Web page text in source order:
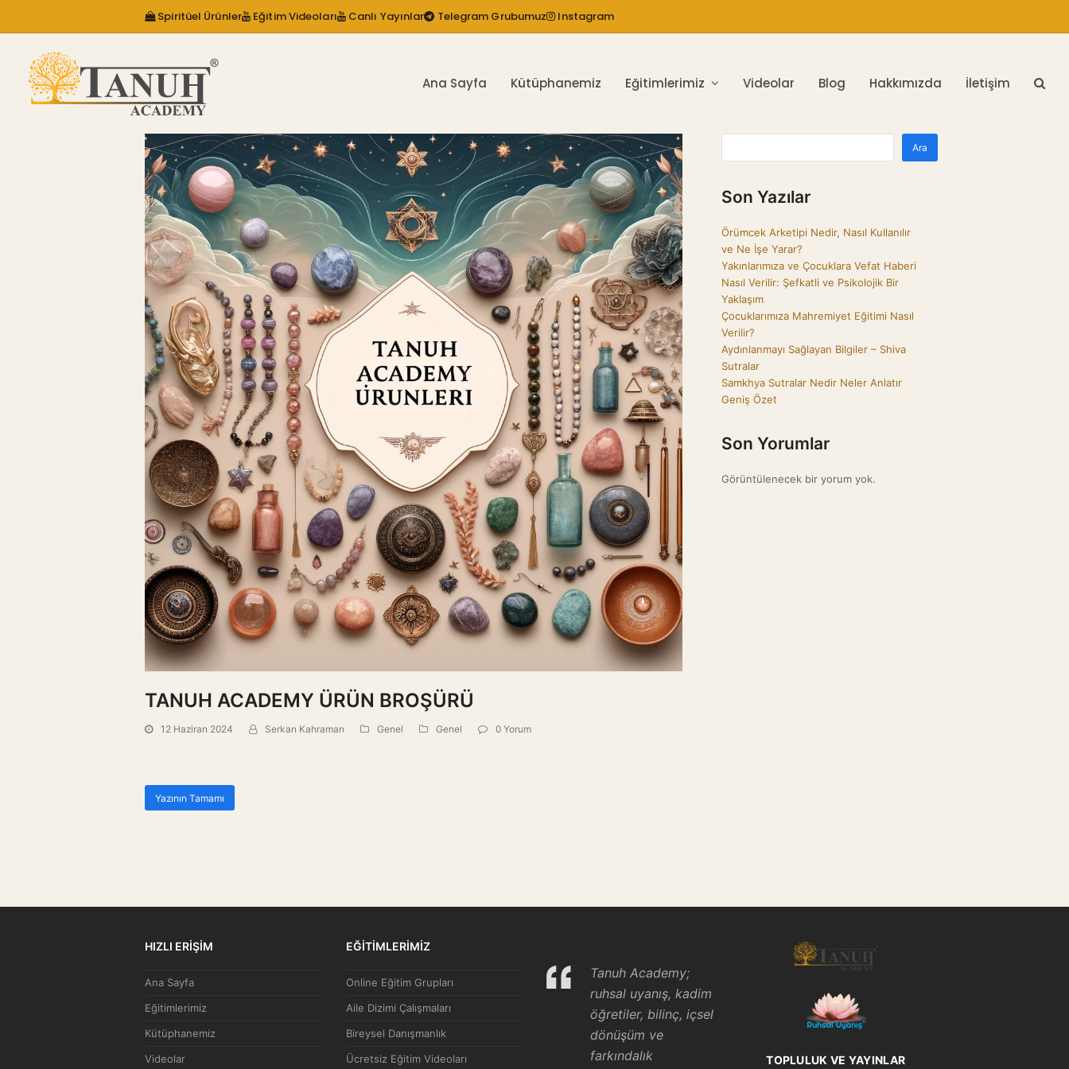
Spiritüel Ürünler Eğitim Videoları Canlı Yayınlar Telegram Grubumuz Instagram
Ana Sayfa Kütüphanemiz Eğitimlerimiz Videolar Blog Hakkımızda İletişim
TANUH ACADEMY ÜRÜN BROŞÜRÜ
12 Haziran 2024 Serkan Kahraman Genel Genel 0 Yorum
Yazının Tamamı
Ara
Son Yazılar
Örümcek Arketipi Nedir, Nasıl Kullanılır
ve Ne İşe Yarar?
Yakınlarımıza ve Çocuklara Vefat Haberi
Nasıl Verilir: Şefkatli ve Psikolojik Bir
Yaklaşım
Çocuklarımıza Mahremiyet Eğitimi Nasıl
Verilir?
Aydınlanmayı Sağlayan Bilgiler – Shiva
Sutralar
Samkhya Sutralar Nedir Neler Anlatır
Geniş Özet
Son Yorumlar
Görüntülenecek bir yorum yok.
HIZLI ERİŞİM
Ana Sayfa
Eğitimlerimiz
Kütüphanemiz
Videolar
EĞİTİMLERİMİZ
Online Eğitim Grupları
Aile Dizimi Çalışmaları
Bireysel Danışmanlık
Ücretsiz Eğitim Videoları
Tanuh Academy;
ruhsal uyanış, kadim
öğretiler, bilinç, içsel
dönüşüm ve
farkındalık
TOPLULUK VE YAYINLAR